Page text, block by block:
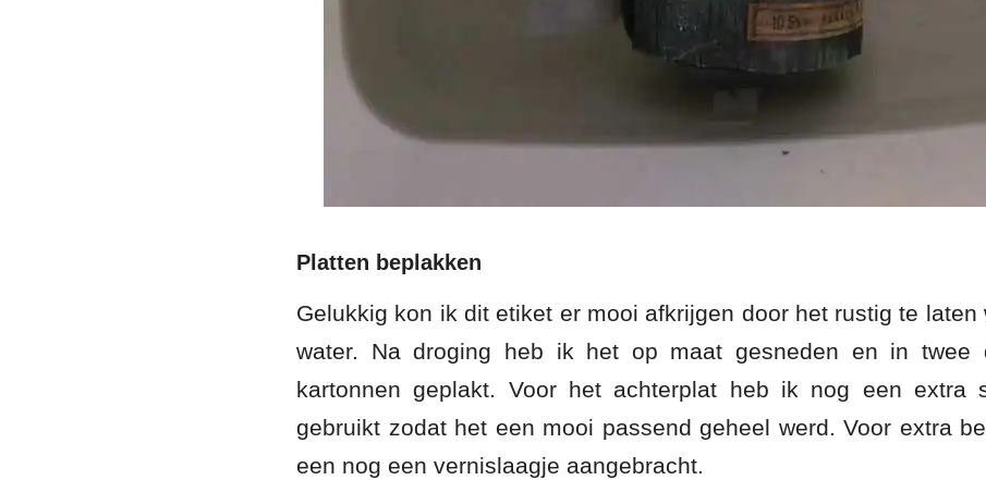
Platten beplakken
Gelukkig kon ik dit etiket er mooi afkrijgen door het rustig te laten
water. Na droging heb ik het op maat gesneden en in twee
kartonnen geplakt. Voor het achterplat heb ik nog een extra
gebruikt zodat het een mooi passend geheel werd. Voor extra
een nog een vernislaagje aangebracht.